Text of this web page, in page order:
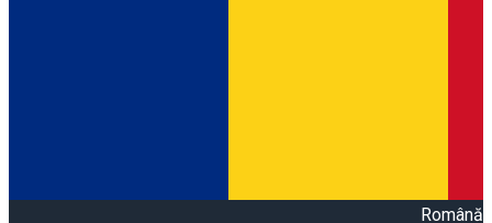
Română